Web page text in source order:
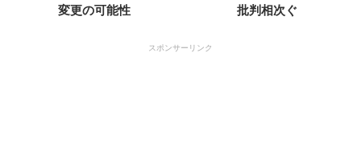
変更の可能性
批判相次ぐ
スポンサーリンク